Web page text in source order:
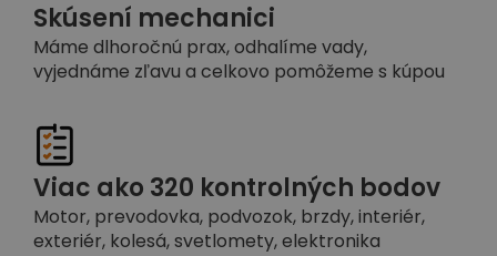
Skúsení mechanici
Máme dlhoročnú prax, odhalíme vady,
vyjednáme zľavu a celkovo pomôžeme s kúpou
Viac ako 320 kontrolných bodov
Motor, prevodovka, podvozok, brzdy, interiér,
exteriér, kolesá, svetlomety, elektronika